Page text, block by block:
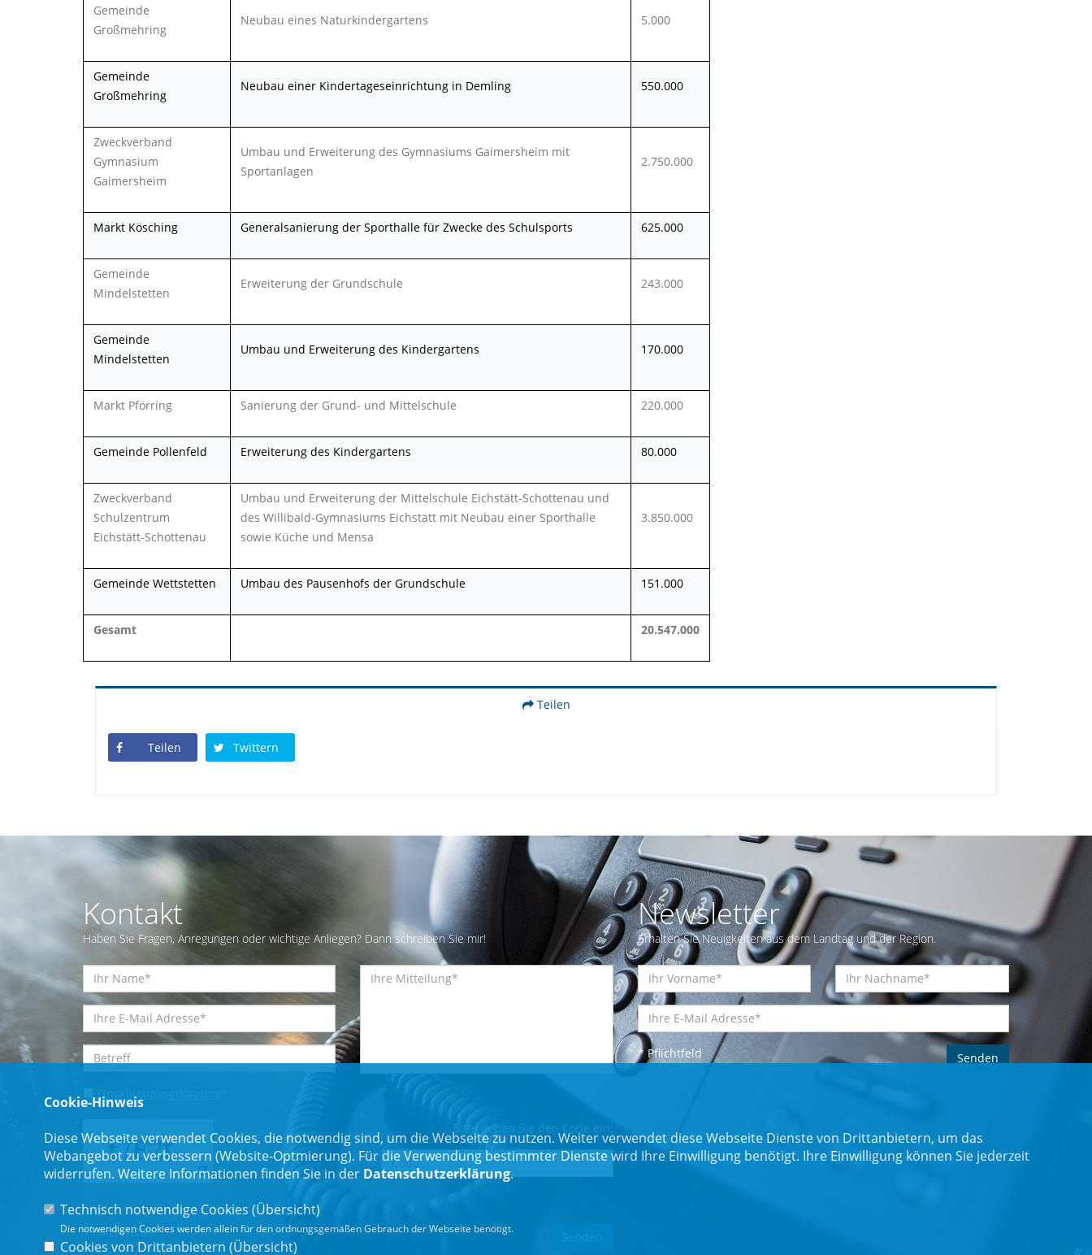
Gemeinde
Großmehring
Neubau eines Naturkindergartens 5.000
Gemeinde
Großmehring
Neubau einer Kindertageseinrichtung in Demling 550.000
Zweckverband
Gymnasium
Gaimersheim
Umbau und Erweiterung des Gymnasiums Gaimersheim mit
Sportanlagen
2.750.000
Markt Kösching Generalsanierung der Sporthalle für Zwecke des Schulsports 625.000
Gemeinde
Mindelstetten
Erweiterung der Grundschule 243.000
Gemeinde
Mindelstetten
Umbau und Erweiterung des Kindergartens 170.000
Markt Pförring Sanierung der Grund- und Mittelschule 220.000
Gemeinde Pollenfeld Erweiterung des Kindergartens 80.000
Zweckverband
Schulzentrum
Eichstätt-Schottenau
Umbau und Erweiterung der Mittelschule Eichstätt-Schottenau und
des Willibald-Gymnasiums Eichstätt mit Neubau einer Sporthalle
sowie Küche und Mensa
3.850.000
Gemeinde Wettstetten Umbau des Pausenhofs der Grundschule 151.000
Gesamt 20.547.000
Teilen
Teilen Twittern
Kontakt
Haben Sie Fragen, Anregungen oder wichtige Anliegen? Dann schreiben Sie mir!
Einwilligungserklärung
Bitte geben Sie den Code ein:
* Pflichtfeld
Newsletter
Erhalten Sie Neuigkeiten aus dem Landtag und der Region.
* Pflichtfeld
Cookie-Hinweis
Diese Webseite verwendet Cookies, die notwendig sind, um die Webseite zu nutzen. Weiter verwendet diese Webseite Dienste von Drittanbietern, um das
Webangebot zu verbessern (Website-Optmierung). Für die Verwendung bestimmter Dienste wird Ihre Einwilligung benötigt. Ihre Einwilligung können Sie jederzeit
widerrufen. Weitere Informationen finden Sie in der Datenschutzerklärung.
Technisch notwendige Cookies (Übersicht)
Die notwendigen Cookies werden allein für den ordnungsgemäßen Gebrauch der Webseite benötigt.
Cookies von Drittanbietern (Übersicht)